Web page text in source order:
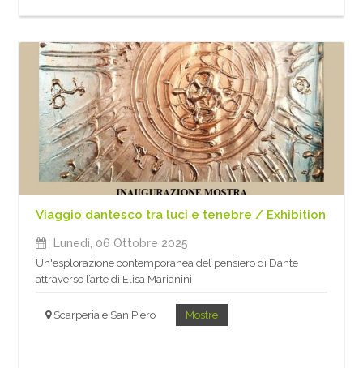
Viaggio dantesco tra luci e tenebre / Exhibition
Lunedì, 06 Ottobre 2025
Un'esplorazione contemporanea del pensiero di Dante
attraverso l’arte di Elisa Marianini
Scarperia e San Piero Mostre